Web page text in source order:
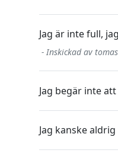
Jag är inte full,
- Inskickad av tomas
Jag begär inte
Jag kanske